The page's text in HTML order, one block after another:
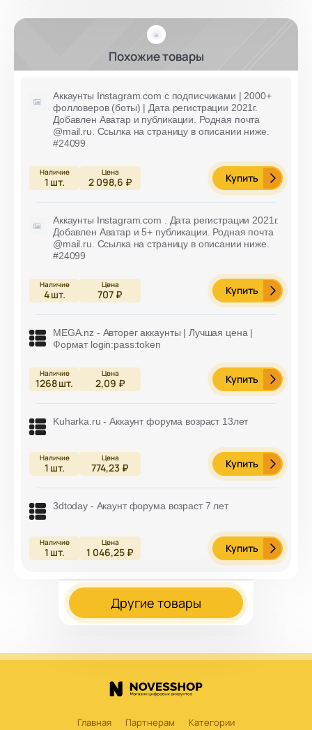
Похожие товары
Аккаунты Instagram.com с подписчиками | 2000+
фолловеров (боты) | Дата регистрации 2021г.
Добавлен Аватар и публикации. Родная почта
@mail.ru. Ссылка на страницу в описании ниже.
#24099
1 шт. 2 098,6 ₽ Купить
Аккаунты Instagram.com . Дата регистрации 2021г.
Добавлен Аватар и 5+ публикации. Родная почта
@mail.ru. Ссылка на страницу в описании ниже.
#24099
4шт. 707 ₽ Купить
MEGA.nz - Авторег аккаунты | Лучшая цена |
Формат login:pass:token
1268шт. 2,09 ₽ Купить
Kuharka.ru - Аккаунт форума возраст 13лет
1 шт. 774,23 ₽ Купить
3dtoday - Акаунт форума возраст 7 лет
1 шт. 1 046,25 ₽ Купить
Другие товары
Главная Партнерам Категории